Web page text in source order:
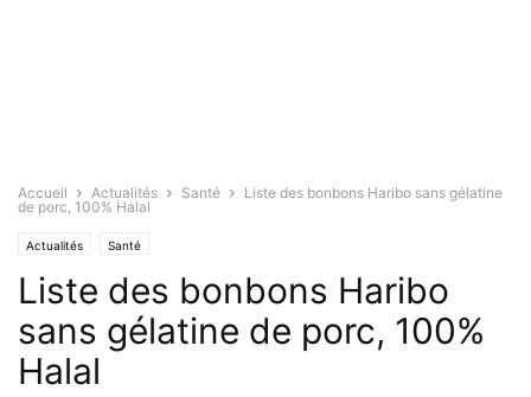
Accueil Actualités Santé
Liste des bonbons Haribo sans gélatine
de porc, 100% Halal
Actualités Santé
Liste des bonbons Haribo
sans gélatine de porc, 100%
Halal